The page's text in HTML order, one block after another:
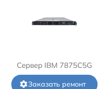
Сервер IBM 7875C5G
Заказать ремонт